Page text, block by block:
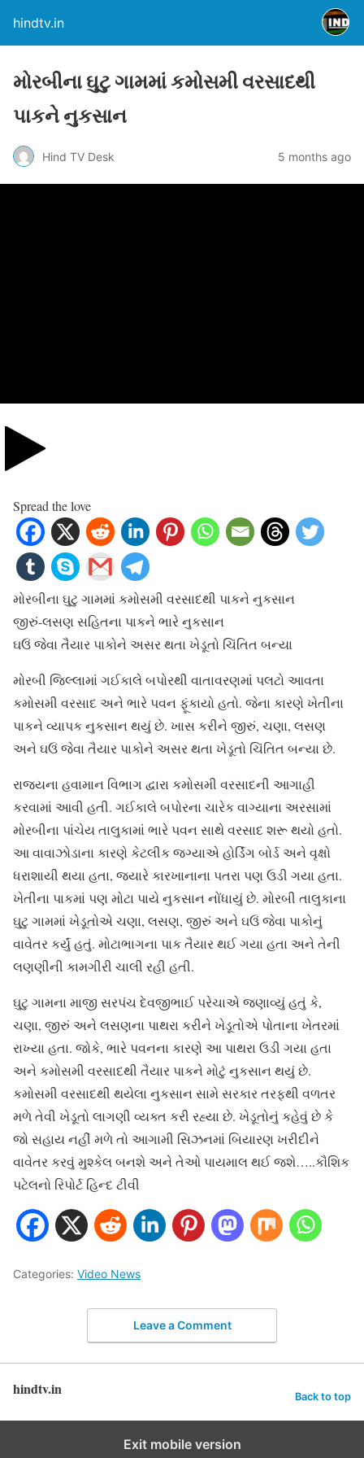
hindtv.in
મોરબીના ઘુટુ ગામમાં કમોસમી વરસાદથી
પાકને નુકસાન
Hind TV Desk 5 months ago
Spread the love
મોરબીના ઘુટુ ગામમાં કમોસમી વરસાદથી પાકને નુકસાન
જીરું-લસણ સહિતના પાકને ભારે નુકસાન
ઘઉં જેવા તૈયાર પાકોને અસર થતા ખેડૂતો ચિંતિત બન્યા
મોરબી જિલ્લામાં ગઈકાલે બપોરથી વાતાવરણમાં પલટો આવતા
કમોસમી વરસાદ અને ભારે પવન ફૂંકાયો હતો. જેના કારણે ખેતીના
પાકને વ્યાપક નુકસાન થયું છે. ખાસ કરીને જીરું, ચણા, લસણ
અને ઘઉં જેવા તૈયાર પાકોને અસર થતા ખેડૂતો ચિંતિત બન્યા છે.
રાજ્યના હવામાન વિભાગ દ્વારા કમોસમી વરસાદની આગાહી
કરવામાં આવી હતી. ગઈકાલે બપોરના ચારેક વાગ્યાના અરસામાં
મોરબીના પાંચેય તાલુકામાં ભારે પવન સાથે વરસાદ શરૂ થયો હતો.
આ વાવાઝોડાના કારણે કેટલીક જગ્યાએ હોર્ડિંગ બોર્ડ અને વૃક્ષો
ધરાશાયી થયા હતા, જ્યારે કારખાનાના પતરા પણ ઉડી ગયા હતા.
ખેતીના પાકમાં પણ મોટા પાયે નુકસાન નોંધાયું છે. મોરબી તાલુકાના
ઘુટુ ગામમાં ખેડૂતોએ ચણા, લસણ, જીરું અને ઘઉં જેવા પાકોનું
વાવેતર કર્યું હતું. મોટાભાગના પાક તૈયાર થઈ ગયા હતા અને તેની
લણણીની કામગીરી ચાલી રહી હતી.
ઘુટુ ગામના માજી સરપંચ દેવજીભાઈ પરેચાએ જણાવ્યું હતું કે,
ચણા, જીરું અને લસણના પાથરા કરીને ખેડૂતોએ પોતાના ખેતરમાં
રાખ્યા હતા. જોકે, ભારે પવનના કારણે આ પાથરા ઉડી ગયા હતા
અને કમોસમી વરસાદથી તૈયાર પાકને મોટું નુકસાન થયું છે.
કમોસમી વરસાદથી થયેલા નુકસાન સામે સરકાર તરફથી વળતર
મળે તેવી ખેડૂતો લાગણી વ્યક્ત કરી રહ્યા છે. ખેડૂતોનું કહેવું છે કે
જો સહાય નહીં મળે તો આગામી સિઝનમાં બિયારણ ખરીદીને
વાવેતર કરવું મુશ્કેલ બનશે અને તેઓ પાયમાલ થઈ જશે…..કૌશિક
પટેલનો રિપોર્ટ હિન્દ ટીવી
Categories: Video News
Leave a Comment
hindtv.in Back to top
Exit mobile version